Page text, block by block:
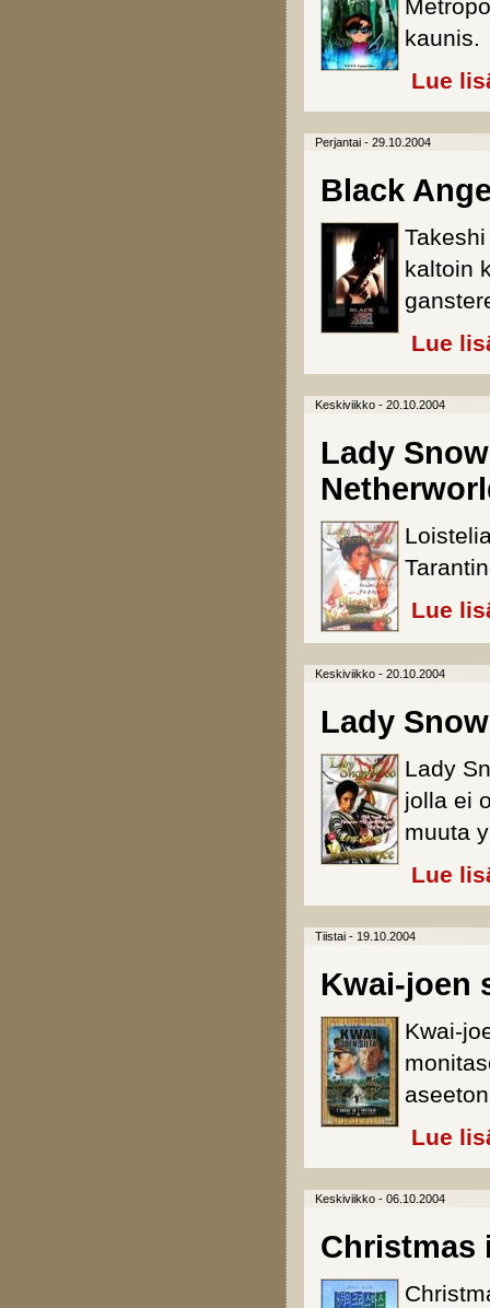
kaunis.
Lue
Perjantai - 29.10.2004
Black
kaltoin
Lue
Keskiviikko - 20.10.2004
Lady
Lue
Keskiviikko - 20.10.2004
Lady
Lady
jolla ei
muuta
Lue
Tiistai - 19.10.2004
Kwai-joen
Kwai-
Lue
Keskiviikko - 06.10.2004
Christmas